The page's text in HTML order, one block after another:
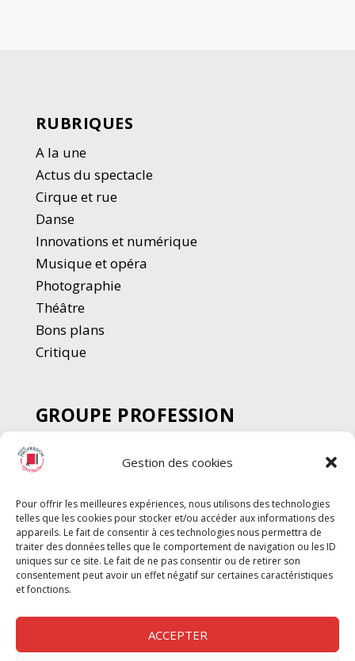
Gestion des cookies
Pour offrir les meilleures expériences, nous utilisons des technologies
telles que les cookies pour stocker et/ou accéder aux informations des
appareils. Le fait de consentir à ces technologies nous permettra de
traiter des données telles que le comportement de navigation ou les ID
uniques sur ce site. Le fait de ne pas consentir ou de retirer son
consentement peut avoir un effet négatif sur certaines caractéristiques
et fonctions.
ACCEPTER
RUBRIQUES
A la une
Actus du spectacle
Cirque et rue
Danse
Innovations et numérique
Musique et opéra
Photographie
Théâtre
Bons plans
Critique
GROUPE PROFESSION
SPECTACLE
Chèque Intermittents
Chèque Compta
Chèque Emploi Spectacle
G-Pods
Profession Audio-visuel